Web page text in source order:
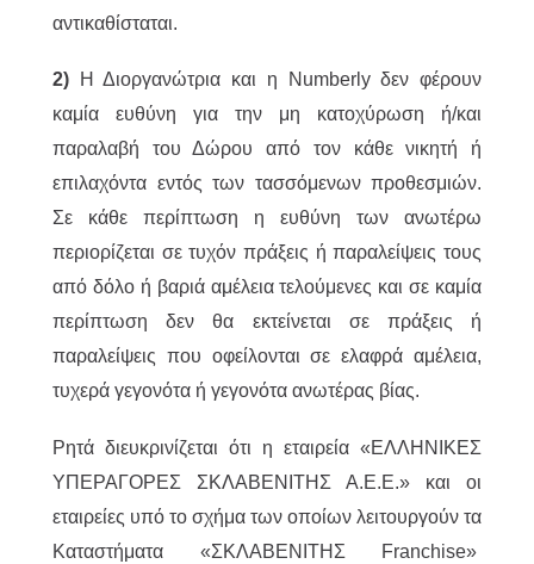
αντικαθίσταται.
2) Η Διοργανώτρια και η Numberly δεν φέρουν
καμία ευθύνη για την μη κατοχύρωση ή/και
παραλαβή του Δώρου από τον κάθε νικητή ή
επιλαχόντα εντός των τασσόμενων προθεσμιών.
Σε κάθε περίπτωση η ευθύνη των ανωτέρω
περιορίζεται σε τυχόν πράξεις ή παραλείψεις τους
από δόλο ή βαριά αμέλεια τελούμενες και σε καμία
περίπτωση δεν θα εκτείνεται σε πράξεις ή
παραλείψεις που οφείλονται σε ελαφρά αμέλεια,
τυχερά γεγονότα ή γεγονότα ανωτέρας βίας.
Ρητά διευκρινίζεται ότι η εταιρεία «ΕΛΛΗΝΙΚΕΣ
ΥΠΕΡΑΓΟΡΕΣ ΣΚΛΑΒΕΝΙΤΗΣ Α.Ε.Ε.» και οι
εταιρείες υπό το σχήμα των οποίων λειτουργούν τα
Καταστήματα «ΣΚΛΑΒΕΝΙΤΗΣ Franchise»